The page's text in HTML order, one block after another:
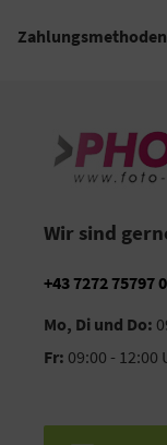
Wir sind
+43 7272 75797 0
Mo, Di und Do:
Fr: 09:00 - 12:00